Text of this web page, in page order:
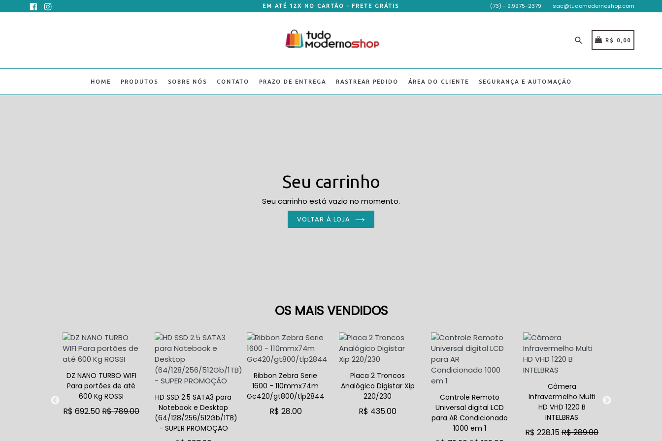
para
Facebook EM ATÉ 12X NO CARTÃO - FRETE GRÁTIS (73) - 9.9975-2379 sac@tudomodernoshop.com
PesquisarCARRINHO
CARRINHO
R$ 0,00
HOME PRODUTOS SOBRE NÓS CONTATO PRAZO DE ENTREGA RASTREAR PEDIDO ÁREA DO CLIENTE SEGURANÇA E AUTOMAÇÃO
Seu carrinho
Seu carrinho está vazio no momento.
VOLTAR À LOJA
OS MAIS VENDIDOS
DZ NANO TURBO WIFI
Para portões de até
600 Kg ROSSI
R$ 692.50R$ 789.00
HD SSD 2.5 SATA3 para
Notebook e Desktop
(64/128/256/512Gb/1TB)
- SUPER PROMOÇÃO
Ribbon Zebra Serie
1600 - 110mmx74m
Gc420/gt800/tlp2844
R$ 28.00
Placa 2 Troncos
Analógico Digistar Xip
220/230
R$ 435.00
Controle Remoto
Universal digital LCD
para AR Condicionado
1000 em 1
Câmera
Infravermelho Multi
HD VHD 1220 B
INTELBRAS
R$ 228.15R$ 289.00